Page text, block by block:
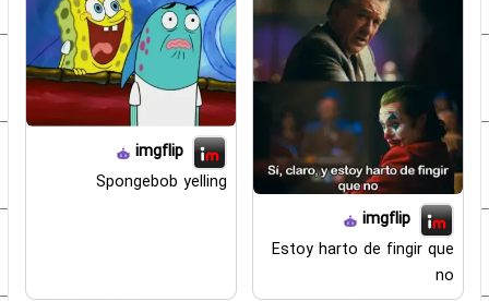
imgflip
Estoy harto de fingir que
no
imgflip
Spongebob yelling